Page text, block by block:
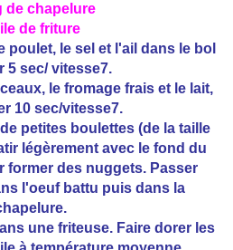
de chapelure
de friture
poulet, le sel et l'ail dans le bol
5 sec/ vitesse7.
le fromage frais et le lait,
10 sec/vitesse7.
petites boulettes (de la taille
légèrement avec le fond du
former des nuggets. Passer
l'oeuf battu puis dans la
une friteuse. Faire dorer les